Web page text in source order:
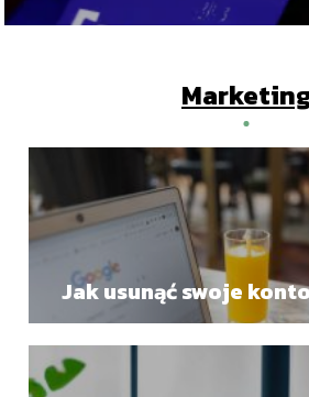
Jak usunąć swoje